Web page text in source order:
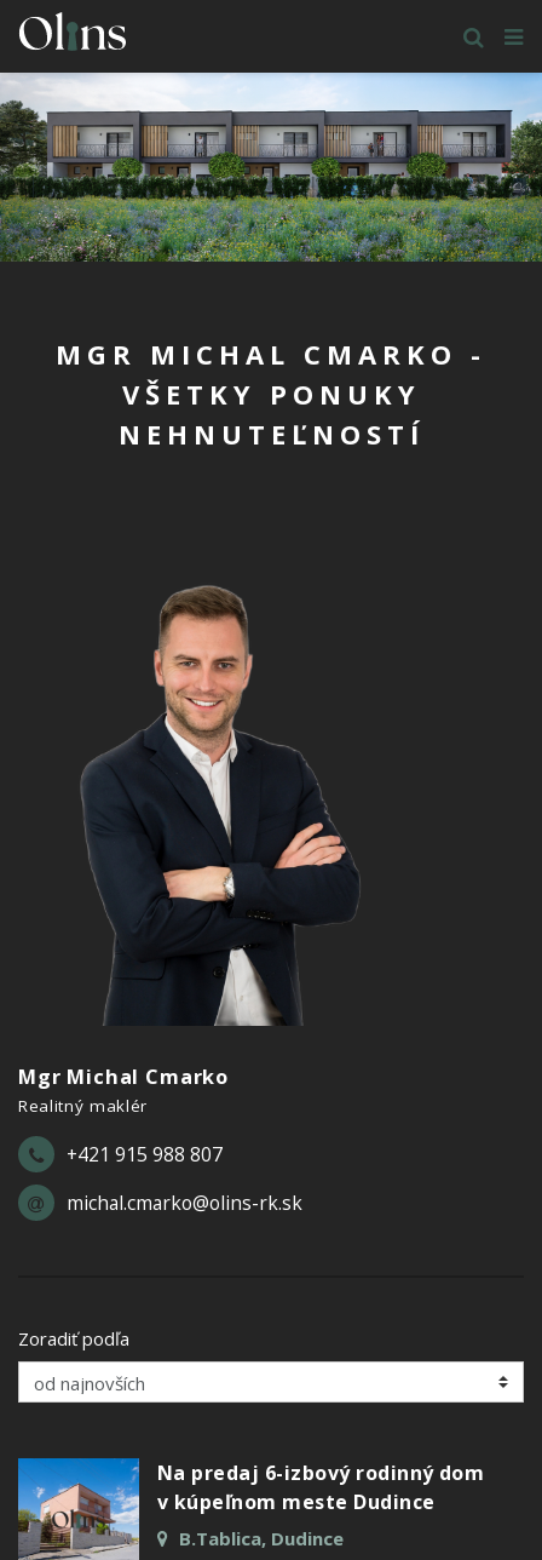
MGR MICHAL CMARKO -
VŠETKY PONUKY
NEHNUTEĽNOSTÍ
Mgr Michal Cmarko
Realitný maklér
+421 915 988 807
michal.cmarko@olins-rk.sk
Zoradiť podľa
Na predaj 6-izbový rodinný dom
v kúpeľnom meste Dudince
B.Tablica, Dudince